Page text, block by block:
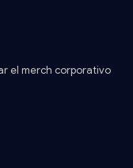
el merch corporativo